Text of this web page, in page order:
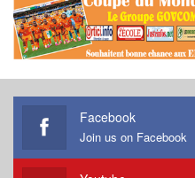
Facebook
Join us on Facebook